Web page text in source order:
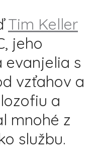
Tim Keller
jeho
evanjelia s
vzťahov a
a
mnohé z
službu.